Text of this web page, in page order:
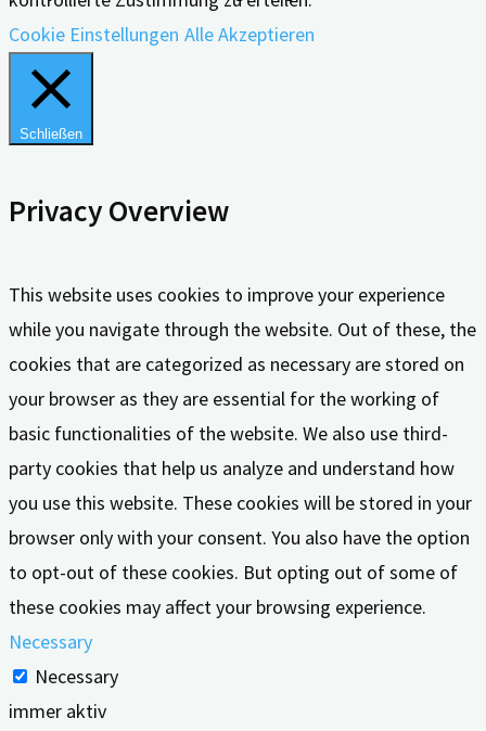
Cookie Einstellungen Alle Akzeptieren
Schließen
Privacy Overview
This website uses cookies to improve your experience
while you navigate through the website. Out of these, the
cookies that are categorized as necessary are stored on
your browser as they are essential for the working of
basic functionalities of the website. We also use third-
party cookies that help us analyze and understand how
you use this website. These cookies will be stored in your
browser only with your consent. You also have the option
to opt-out of these cookies. But opting out of some of
these cookies may affect your browsing experience.
Necessary
Necessary
immer aktiv